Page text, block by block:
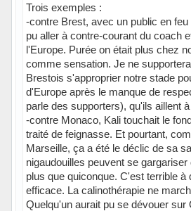
Trois exemples :
-contre Brest, avec un public en
pu aller à contre-courant du coach
l'Europe. Purée on était plus chez
comme sensation. Je ne
Brestois s'approprier notre stade
d'Europe après le manque de
parle des supporters), qu'ils aillent
-contre Monaco, Kali touchait le
traité de feignasse. Et pourtant,
Marseille, ça a été le déclic de sa
nigaudouilles peuvent se
plus que quiconque. C'est terrible à
efficace. La calinothérapie ne
Quelqu'un aurait pu se dévouer sur